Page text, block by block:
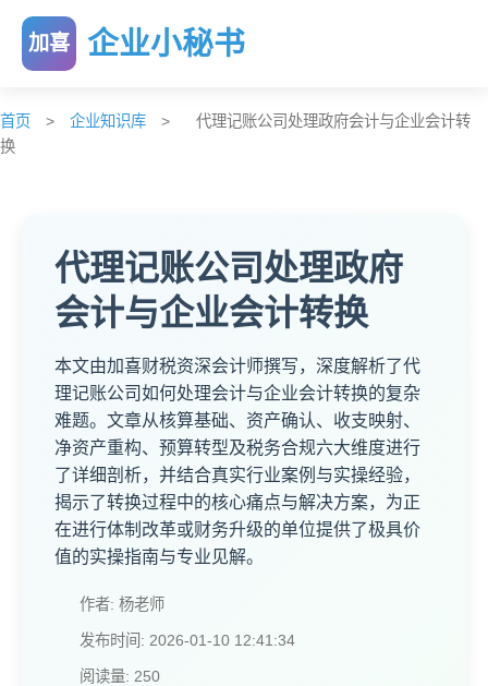
加喜 企业小秘书
首页 > 企业知识库 >
代理记账公司处理政府会计与企业会计转
换
代理记账公司处理政府
会计与企业会计转换
本文由加喜财税资深会计师撰写，深度解析了代
理记账公司如何处理会计与企业会计转换的复杂
难题。文章从核算基础、资产确认、收支映射、
净资产重构、预算转型及税务合规六大维度进行
了详细剖析，并结合真实行业案例与实操经验，
揭示了转换过程中的核心痛点与解决方案，为正
在进行体制改革或财务升级的单位提供了极具价
值的实操指南与专业见解。
作者: 杨老师
发布时间: 2026-01-10 12:41:34
阅读量: 250